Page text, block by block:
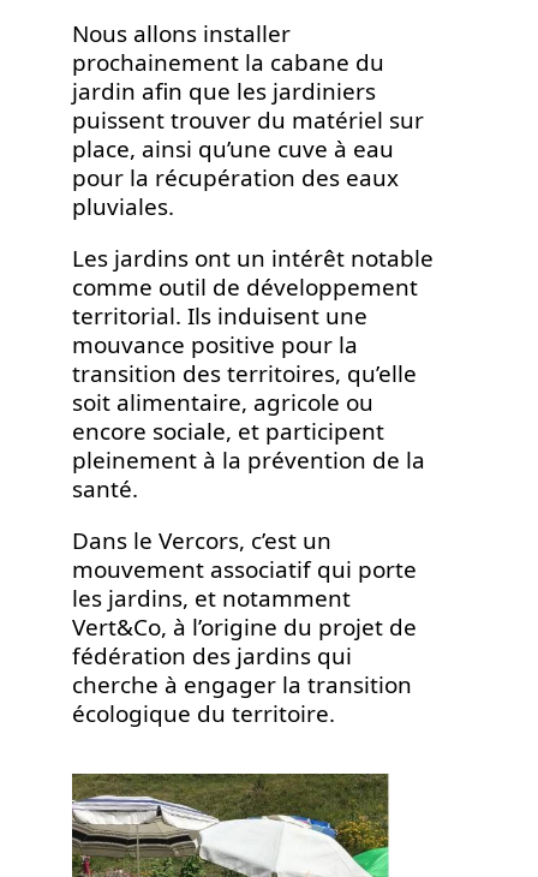
Nous allons installer
prochainement la cabane du
jardin afin que les jardiniers
puissent trouver du matériel sur
place, ainsi qu’une cuve à eau
pour la récupération des eaux
pluviales.
Les jardins ont un intérêt notable
comme outil de développement
territorial. Ils induisent une
mouvance positive pour la
transition des territoires, qu’elle
soit alimentaire, agricole ou
encore sociale, et participent
pleinement à la prévention de la
santé.
Dans le Vercors, c’est un
mouvement associatif qui porte
les jardins, et notamment
Vert&Co, à l’origine du projet de
fédération des jardins qui
cherche à engager la transition
écologique du territoire.